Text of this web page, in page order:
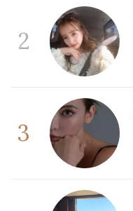
2
3